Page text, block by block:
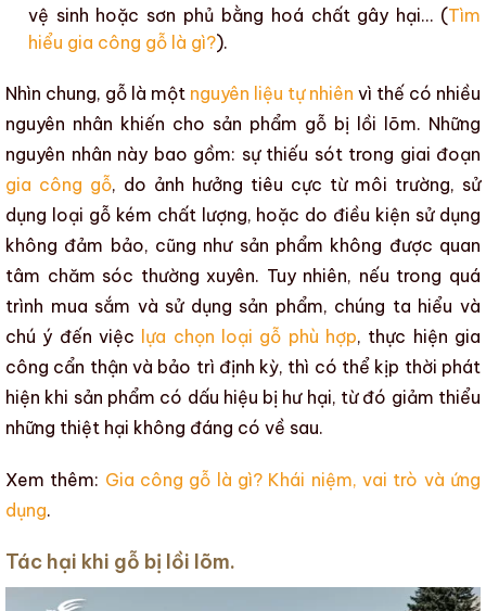
vệ sinh hoặc sơn phủ bằng hoá chất gây hại… (Tìm
hiểu gia công gỗ là gì?).
Nhìn chung, gỗ là một nguyên liệu tự nhiên vì thế có nhiều
nguyên nhân khiến cho sản phẩm gỗ bị lồi lõm. Những
nguyên nhân này bao gồm: sự thiếu sót trong giai đoạn
gia công gỗ, do ảnh hưởng tiêu cực từ môi trường, sử
dụng loại gỗ kém chất lượng, hoặc do điều kiện sử dụng
không đảm bảo, cũng như sản phẩm không được quan
tâm chăm sóc thường xuyên. Tuy nhiên, nếu trong quá
trình mua sắm và sử dụng sản phẩm, chúng ta hiểu và
chú ý đến việc lựa chọn loại gỗ phù hợp, thực hiện gia
công cẩn thận và bảo trì định kỳ, thì có thể kịp thời phát
hiện khi sản phẩm có dấu hiệu bị hư hại, từ đó giảm thiểu
những thiệt hại không đáng có về sau.
Xem thêm: Gia công gỗ là gì? Khái niệm, vai trò và ứng
dụng.
Tác hại khi gỗ bị lồi lõm.